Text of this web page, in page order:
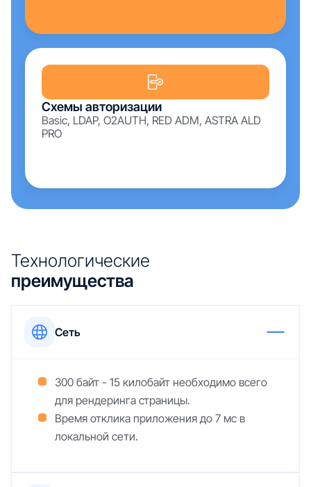
Схемы авторизации
Basic, LDAP, O2AUTH, RED ADM, ASTRA ALD
PRO
Технологические
преимущества
Сеть
300 байт - 15 килобайт необходимо всего
для рендеринга страницы.
Время отклика приложения до 7 мс в
локальной сети.